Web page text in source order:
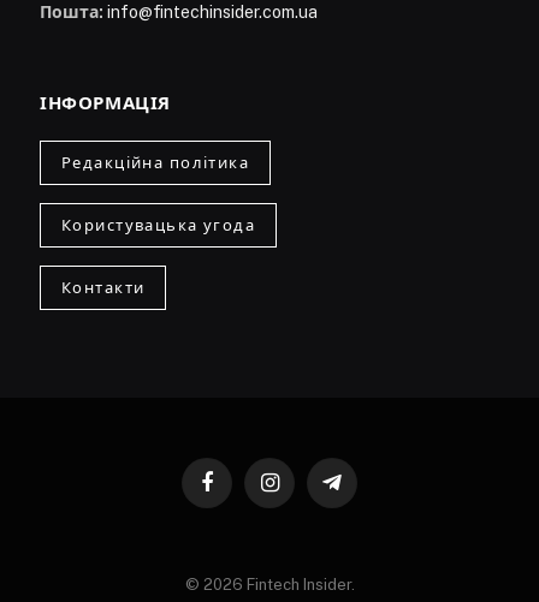
Пошта: info@fintechinsider.com.ua
ІНФОРМАЦІЯ
Редакційна політика
Користувацька угода
Контакти
FacebookInstagramTelegram
© 2026 Fintech Insider.